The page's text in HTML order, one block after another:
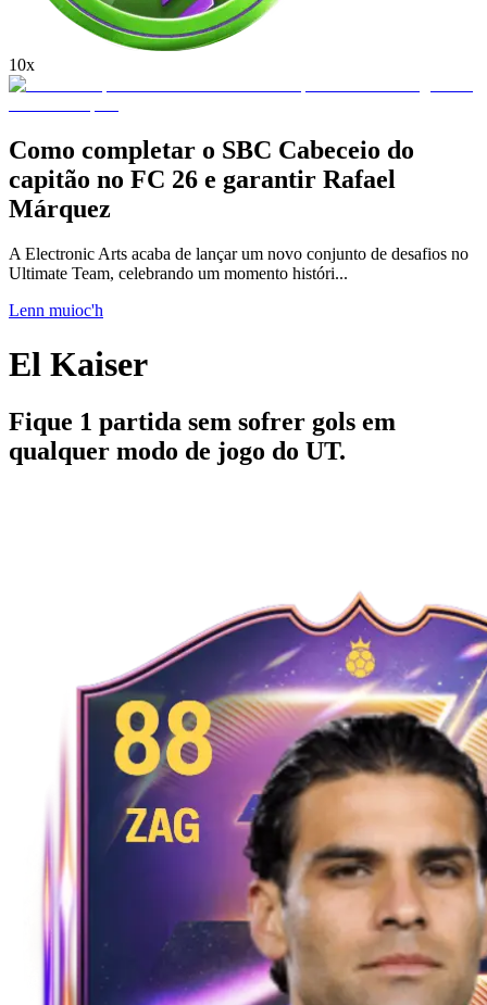
10x
Como completar o SBC Cabeceio do
capitão no FC 26 e garantir Rafael
Márquez
A Electronic Arts acaba de lançar um novo conjunto de desafios no
Ultimate Team, celebrando um momento históri...
Lenn muioc'h
El Kaiser
Fique 1 partida sem sofrer gols em
qualquer modo de jogo do UT.